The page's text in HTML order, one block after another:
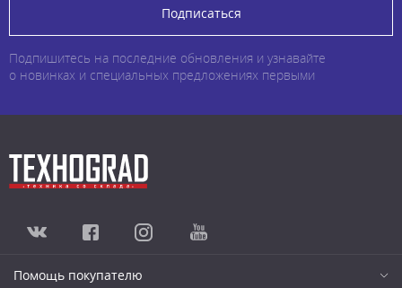
Подписаться
Подпишитесь на последние обновления и узнавайте
о новинках и специальных предложениях первыми
Помощь покупателю